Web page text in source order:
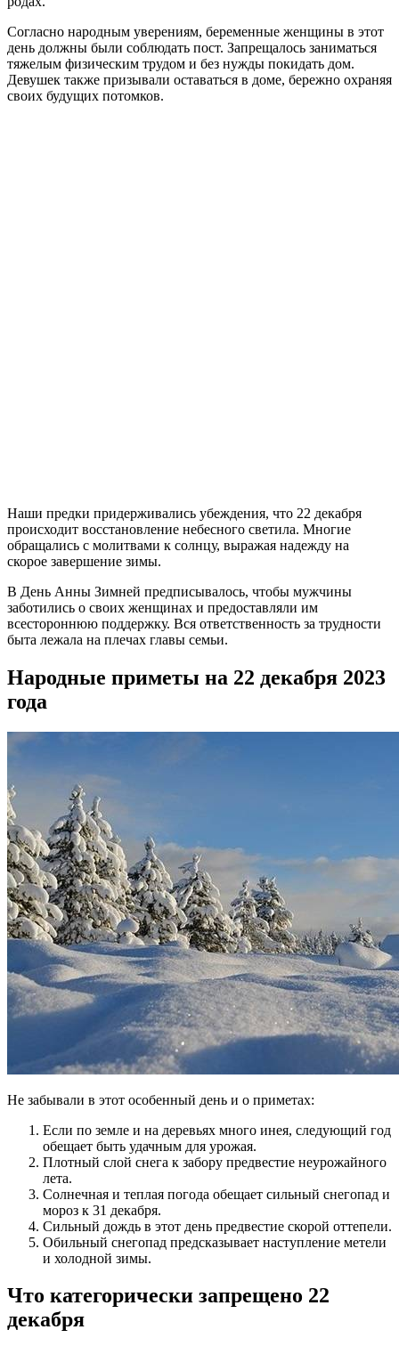
Согласно народным уверениям, беременные женщины в этот
день должны были соблюдать пост. Запрещалось заниматься
тяжелым физическим трудом и без нужды покидать дом.
Девушек также призывали оставаться в доме, бережно охраняя
своих будущих потомков.
Наши предки придерживались убеждения, что 22 декабря
происходит восстановление небесного светила. Многие
обращались с молитвами к солнцу, выражая надежду на
скорое завершение зимы.
В День Анны Зимней предписывалось, чтобы мужчины
заботились о своих женщинах и предоставляли им
всестороннюю поддержку. Вся ответственность за трудности
быта лежала на плечах главы семьи.
Народные приметы на 22 декабря 2023
года
Не забывали в этот особенный день и о приметах:
Если по земле и на деревьях много инея, следующий год
обещает быть удачным для урожая.
Плотный слой снега к забору предвестие неурожайного
лета.
Солнечная и теплая погода обещает сильный снегопад и
мороз к 31 декабря.
Сильный дождь в этот день предвестие скорой оттепели.
Обильный снегопад предсказывает наступление метели
и холодной зимы.
Что категорически запрещено 22
декабря